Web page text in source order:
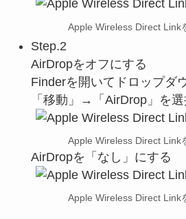
Apple Wireless Direct Link
Step.2
AirDropをオフにする
Finderを開いてドロップダ
「移動」→「AirDrop」を選
Apple Wireless Direct Link
AirDropを「なし」にする
Apple Wireless Direct Link